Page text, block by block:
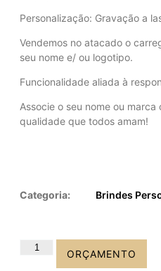
Personalização: Gravação a
Vendemos no atacado o
seu nome e/ ou logotipo.
Funcionalidade aliada à
Associe o seu nome ou
qualidade que todos amam!
Categoria: Brindes
ORÇAMENTO